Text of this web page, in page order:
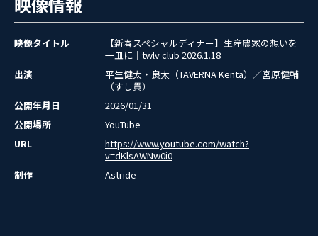
映像タイトル
【新春スペシャルディナー】生産農家の想いを
一皿に｜twlv club 2026.1.18
出演
平生健太・良太（TAVERNA Kenta）／宮原健輔
（すし貫）
公開年月日
2026/01/31
公開場所
YouTube
URL
https://www.youtube.com/watch?
v=dKlsAWNw0i0
制作
Astride